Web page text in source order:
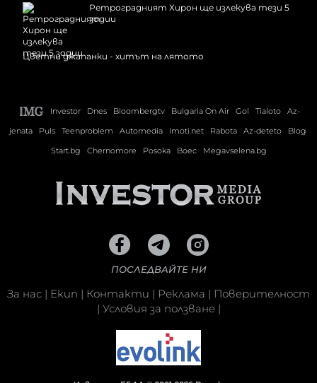
Ретроградният Хирон ще излекува тези 5
зодии
Цветни джапанки - хитът на лятото
Investor Dnes Bloombergtv Bulgaria On Air Gol Tialoto
Az-
jenata
Puls Teenproblem Automedia Imoti.net Rabota Az-deteto
Blog
Start.bg
Chernomore Posoka Boec Megavselena.bg
ПОСЛЕДВАЙТЕ НИ
За нас | Екип | Контакти | Реклама | Поверителност
| Условия за ползване|